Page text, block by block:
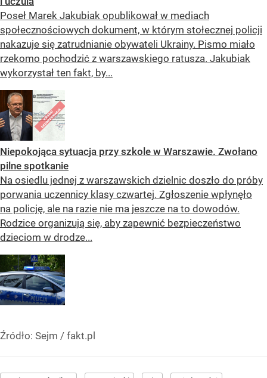
Poseł Marek Jakubiak opublikował w mediach
społecznościowych dokument, w którym stołecznej policji
nakazuje się zatrudnianie obywateli Ukrainy. Pismo miało
rzekomo pochodzić z warszawskiego ratusza. Jakubiak
wykorzystał ten fakt, by...
Niepokojąca sytuacja przy szkole w Warszawie. Zwołano
pilne spotkanie
Na osiedlu jednej z warszawskich dzielnic doszło do próby
porwania uczennicy klasy czwartej. Zgłoszenie wpłynęło
na policję, ale na razie nie ma jeszcze na to dowodów.
Rodzice organizują się, aby zapewnić bezpieczeństwo
dzieciom w drodze...
Źródło: Sejm / fakt.pl